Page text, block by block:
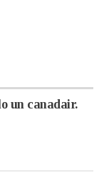
un canadair.